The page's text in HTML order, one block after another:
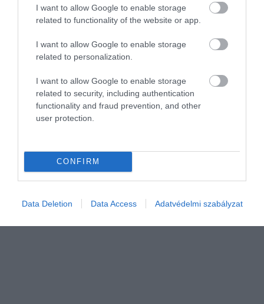
I want to allow Google to enable storage
related to functionality of the website or app.
I want to allow Google to enable storage
related to personalization.
I want to allow Google to enable storage
related to security, including authentication
functionality and fraud prevention, and other
user protection.
CONFIRM
Data Deletion Data Access Adatvédelmi szabályzat
Összehúzta magát a forint a hidegben
Gyengült kedden a forint a főbb devizákkal szemben a kora